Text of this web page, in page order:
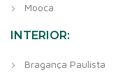
Mooca
INTERIOR:
Bragança Paulista